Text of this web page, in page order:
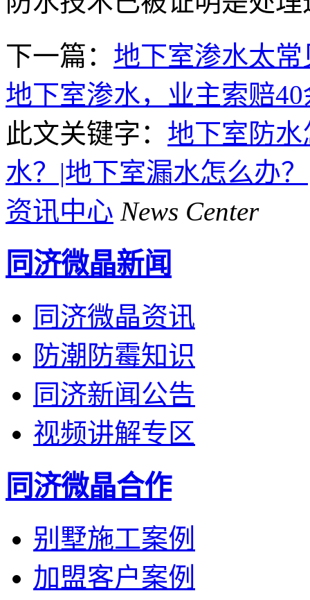
下一篇： 地下室渗水太
地下室渗水，业主索赔
此文关键字： 地下室防
水？|地下室漏水怎么办？
资讯中心 News Center
同济微晶新闻
同济微晶资讯
防潮防霉知识
同济新闻公告
视频讲解专区
同济微晶合作
别墅施工案例
加盟客户案例